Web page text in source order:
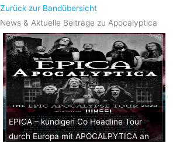
Zurück zur Bandübersicht
News & Aktuelle Beiträge zu Apocalyptica
EPICA – kündigen Co Headline Tour
durch Europa mit APOCALPYTICA an